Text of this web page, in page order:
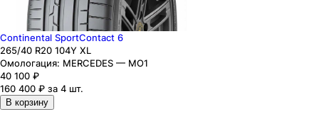
Continental SportContact 6
265/40 R20 104Y XL
Омологация: MERCEDES — MO1
40 100 ₽
160 400 ₽ за 4 шт.
В корзину